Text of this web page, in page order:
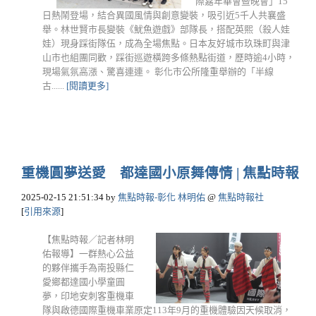
日熱鬧登場，結合異國風情與創意變裝，吸引近5千人共襄盛
舉。林世賢市長變裝《魷魚遊戲》部隊長，搭配英熙（殺人娃
娃）現身踩街隊伍，成為全場焦點。日本友好城市玖珠町與津
山市也組團同歡，踩街巡遊橫跨多條熱點街道，歷時逾4小時，
現場氣氛高漲、驚喜連連。 彰化市公所隆重舉辦的「半線
古...... [閱讀更多]
重機圓夢送愛 都達國小原舞傳情 | 焦點時報
2025-02-15 21:51:34 by 焦點時報-彰化 林明佑 @ 焦點時報社
[引用來源]
【焦點時報／記者林明
佑報導】一群熱心公益
的夥伴攜手為南投縣仁
愛鄉都達國小學童圓
夢，印地安刺客重機車
隊與啟德國際重機車業原定113年9月的重機體驗因天候取消，